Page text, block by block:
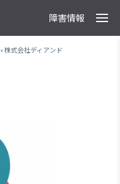
障害情報
» 株式会社ディアンド